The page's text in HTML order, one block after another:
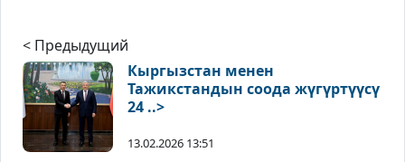
< Предыдущий
Кыргызстан менен
Тажикстандын соода жүгүртүүсү
24 ..>
13.02.2026 13:51